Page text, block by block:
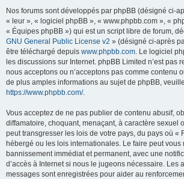
Nos forums sont développés par phpBB (désigné ci-
« leur », « logiciel phpBB », « www.phpbb.com », «
« Équipes phpBB ») qui est un script libre de forum,
GNU General Public License v2 » (désigné ci-après
être téléchargé depuis www.phpbb.com. Le logiciel
les discussions sur Internet. phpBB Limited n’est pas
nous acceptons ou n’acceptons pas comme contenu
de plus amples informations au sujet de phpBB,
https://www.phpbb.com/.
Vous acceptez de ne pas publier de contenu abusif,
diffamatoire, choquant, menaçant, à caractère sexuel
peut transgresser les lois de votre pays, du pays où «
hébergé ou les lois internationales. Le faire peut vous
bannissement immédiat et permanent, avec une
d’accès à Internet si nous le jugeons nécessaire. Les
messages sont enregistrées pour aider au